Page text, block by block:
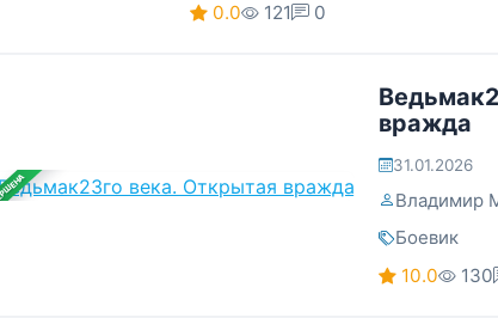
0.0
121 0
вражда
31.01.2026
Владимир
Боевик
10.0
130